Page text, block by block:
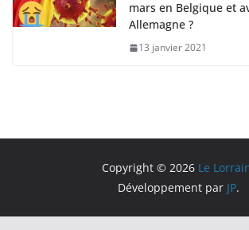
mars en Belgique et
Allemagne ?
13 janvier 2021
Copyright © 2026 Le
Développement par JP.